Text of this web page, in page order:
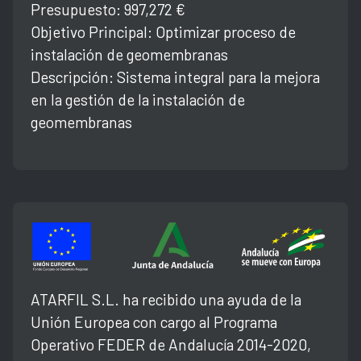
Presupuesto: 997,272 €
Objetivo Principal: Optimizar proceso de
instalación de geomembranas
Descripción: Sistema integral para la mejora
en la gestión de la instalación de
geomembranas
ATARFIL S.L. ha recibido una ayuda de la
Unión Europea con cargo al Programa
Operativo FEDER de Andalucía 2014-2020,